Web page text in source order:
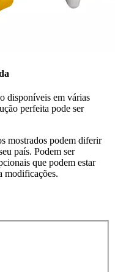
disponíveis em várias
perfeita pode ser
mostrados podem diferir
país. Podem ser
que podem estar
modificações.